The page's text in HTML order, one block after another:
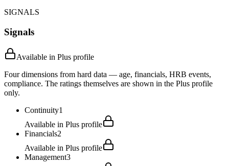
SIGNALS
Signals
Available in Plus profile
Four dimensions from hard data — age, financials, HRB events,
compliance. The ratings themselves are shown in the Plus profile
only.
Continuity1
Available in Plus profile
Financials2
Available in Plus profile
Management3